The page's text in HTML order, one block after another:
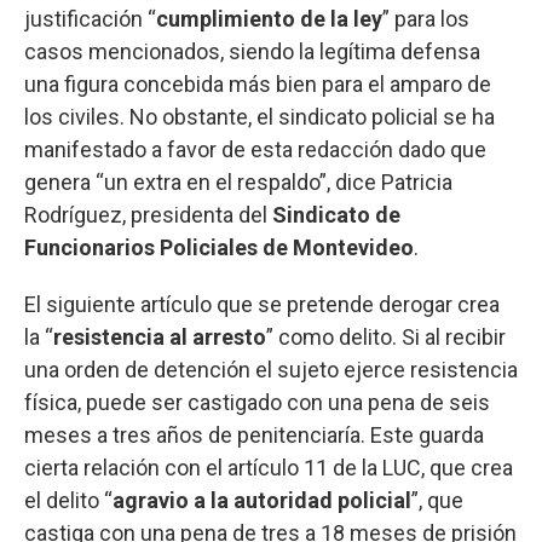
justificación “cumplimiento de la ley” para los
casos mencionados, siendo la legítima defensa
una figura concebida más bien para el amparo de
los civiles. No obstante, el sindicato policial se ha
manifestado a favor de esta redacción dado que
genera “un extra en el respaldo”, dice Patricia
Rodríguez, presidenta del Sindicato de
Funcionarios Policiales de Montevideo.
El siguiente artículo que se pretende derogar crea
la “resistencia al arresto” como delito. Si al recibir
una orden de detención el sujeto ejerce resistencia
física, puede ser castigado con una pena de seis
meses a tres años de penitenciaría. Este guarda
cierta relación con el artículo 11 de la LUC, que crea
el delito “agravio a la autoridad policial ”, que
castiga con una pena de tres a 18 meses de prisión